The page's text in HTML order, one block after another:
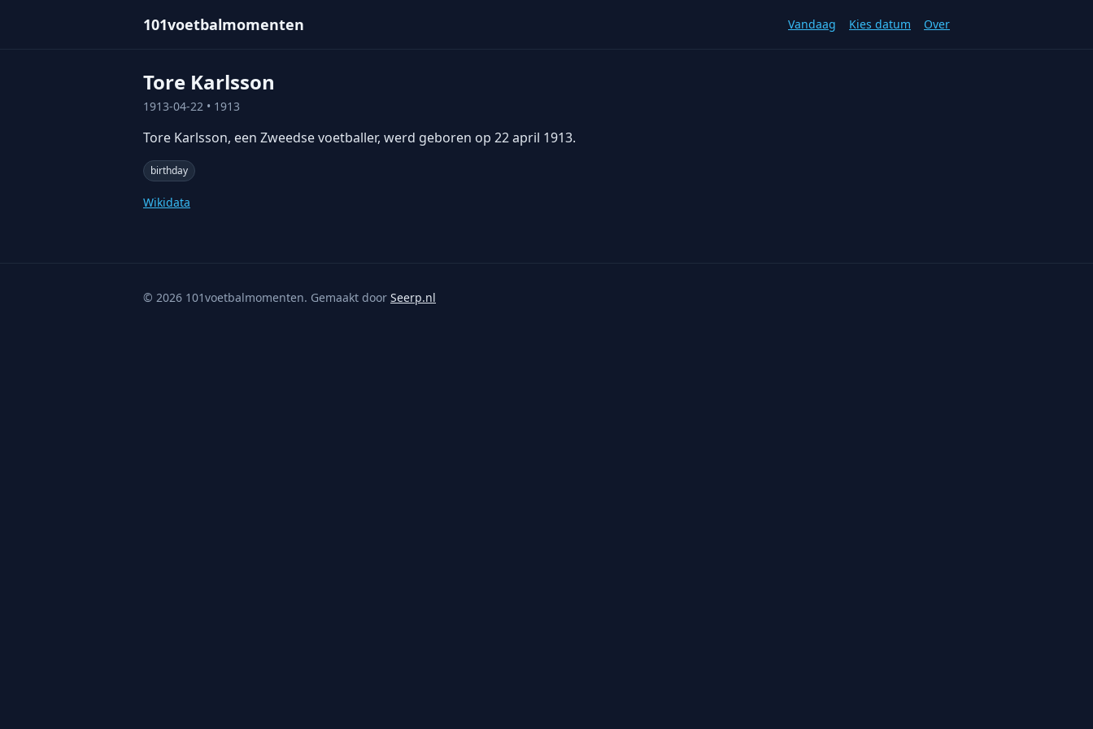
101voetbalmomenten Vandaag Kies datum Over
Tore Karlsson
1913-04-22 • 1913
Tore Karlsson, een Zweedse voetballer, werd geboren op 22 april 1913.
birthday
Wikidata
© 2026 101voetbalmomenten. Gemaakt door Seerp.nl